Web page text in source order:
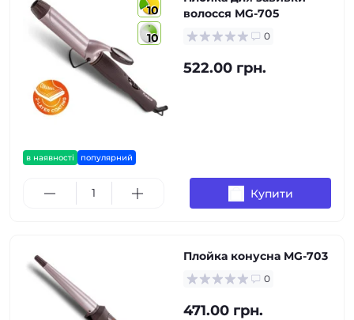
10
10
в наявності популярний
волосся MG-705
0
522.00 грн.
Купити
Плойка конусна MG-703
0
471.00 грн.